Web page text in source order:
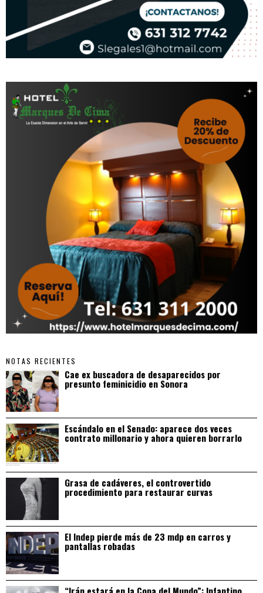
NOTAS RECIENTES
Cae ex buscadora de desaparecidos por
presunto feminicidio en Sonora
Escándalo en el Senado: aparece dos veces
contrato millonario y ahora quieren borrarlo
Grasa de cadáveres, el controvertido
procedimiento para restaurar curvas
El Indep pierde más de 23 mdp en carros y
pantallas robadas